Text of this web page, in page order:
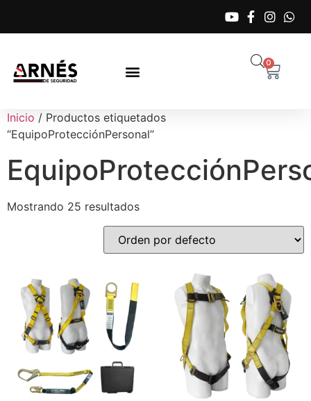
0
Inicio / Productos etiquetados
“EquipoProtecciónPersonal”
Mostrando 25 resultados